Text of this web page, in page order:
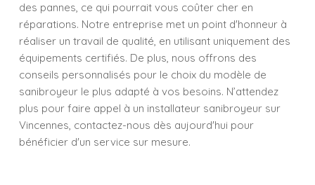
des pannes, ce qui pourrait vous coûter cher en
réparations. Notre entreprise met un point d'honneur à
réaliser un travail de qualité, en utilisant uniquement des
équipements certifiés. De plus, nous offrons des
conseils personnalisés pour le choix du modèle de
sanibroyeur le plus adapté à vos besoins. N’attendez
plus pour faire appel à un installateur sanibroyeur sur
Vincennes, contactez-nous dès aujourd'hui pour
bénéficier d'un service sur mesure.